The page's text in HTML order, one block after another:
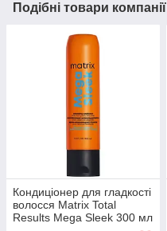
Подібні товари компанії
Кондиціонер для гладкості
волосся Matrix Total
Results Mega Sleek 300 мл